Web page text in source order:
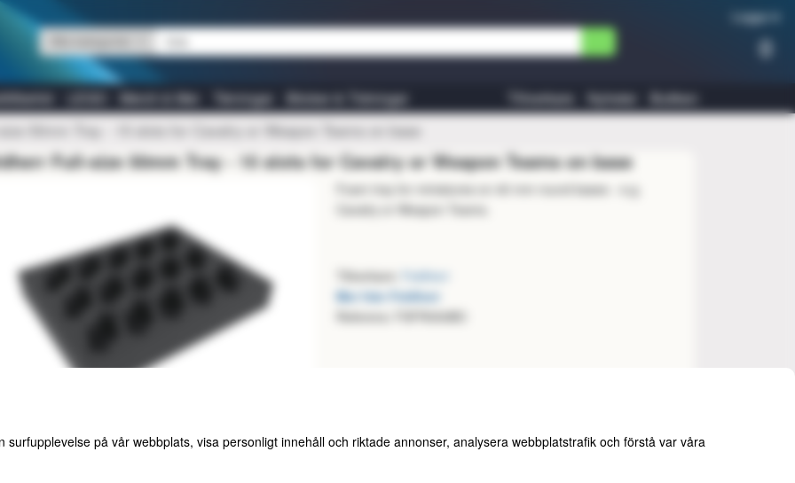
Logga in
0
LEGO Merch & Mer Tärningar Böcker & Tidningar Tillverkare Nyheter Butiken
50mm Tray - 15 slots for Cavalry or Weapon Teams on base
Full-size 50mm Tray - 15 slots for Cavalry or Weapon Teams on base
Foam tray for miniatures on 40 mm round bases - e.g.
Cavalry or Weapon Teams.
Tillverkare:
Feldherr
Mer från Feldherr
Referens: FSFR050BO
på vår webbplats, visa personligt innehåll och riktade annonser, analysera webbplatstrafik och förstå var våra